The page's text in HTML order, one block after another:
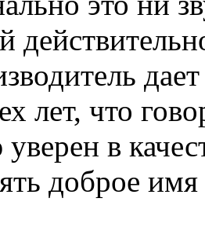
лет, что
в
доброе